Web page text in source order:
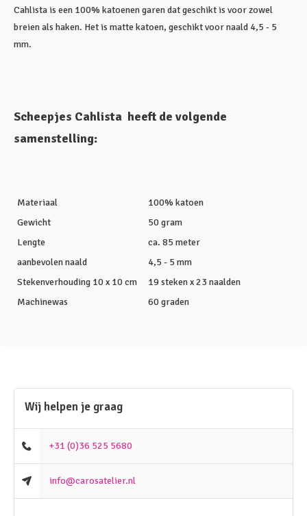
Cahlista is een 100% katoenen garen dat geschikt is voor zowel
breien als haken. Het is matte katoen, geschikt voor naald 4,5 - 5
mm.
Scheepjes Cahlista heeft de volgende
samenstelling:
Materiaal
100% katoen
Gewicht
50 gram
Lengte
ca. 85 meter
aanbevolen naald
4,5 - 5 mm
Stekenverhouding 10 x 10 cm
19 steken x 23 naalden
Machinewas
60 graden
Wij helpen je graag
+31 (0)36 525 5680
info@carosatelier.nl